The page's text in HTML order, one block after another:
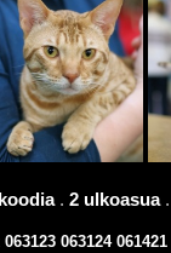
. 2 ulkoasua.
063123 063124 061421